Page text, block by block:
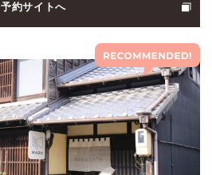
予約サイトへ